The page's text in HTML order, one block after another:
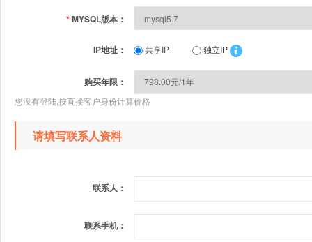
*MYSQL版本：
IP地址： 共享IP 独立IP
购买年限：
您没有登陆,按直接客户身份计算价格
请填写联系人资料
联系人：
联系手机：